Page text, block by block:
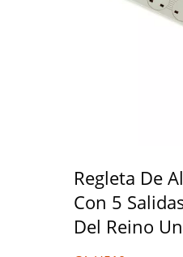
Regleta De
Con 5
Del Reino